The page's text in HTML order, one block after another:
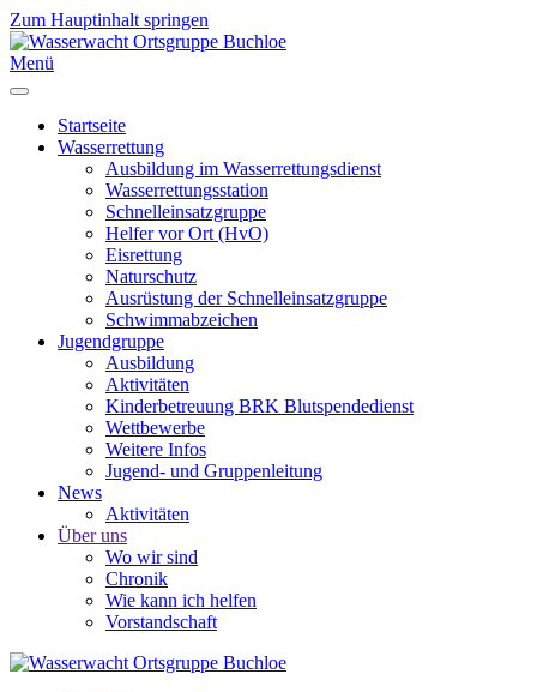
Zum Hauptinhalt springen
Menü
Startseite
Wasserrettung
Ausbildung im Wasserrettungsdienst
Wasserrettungsstation
Schnelleinsatzgruppe
Helfer vor Ort (HvO)
Eisrettung
Naturschutz
Ausrüstung der Schnelleinsatzgruppe
Schwimmabzeichen
Jugendgruppe
Ausbildung
Aktivitäten
Kinderbetreuung BRK Blutspendedienst
Wettbewerbe
Weitere Infos
Jugend- und Gruppenleitung
News
Aktivitäten
Über uns
Wo wir sind
Chronik
Wie kann ich helfen
Vorstandschaft